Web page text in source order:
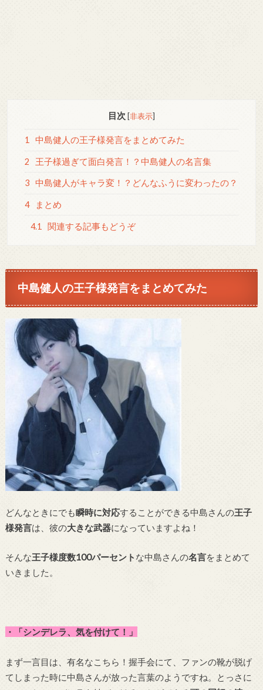
目次 [非表示]
1 中島健人の王子様発言をまとめてみた
2 王子様過ぎて面白発言！？中島健人の名言集
3 中島健人がキャラ変！？どんなふうに変わったの？
4 まとめ
4.1 関連する記事もどうぞ
中島健人の王子様発言をまとめてみた
どんなときにでも瞬時に対応することができる中島さんの王子
様発言は、彼の大きな武器になっていますよね！
そんな王子様度数100パーセント な中島さんの名言をまとめて
いきました。
・「シンデレラ、気を付けて！」
まず一言目は、有名なこちら！握手会にて、ファンの靴が脱げ
てしまった時に中島さんが放った言葉のようですね。とっさに